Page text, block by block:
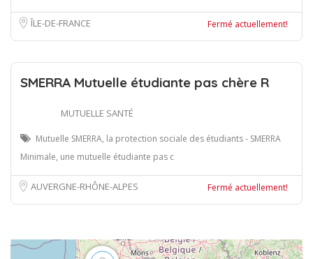
ÎLE-DE-FRANCE Fermé actuellement!
SMERRA Mutuelle étudiante pas chère R
MUTUELLE SANTÉ
Mutuelle SMERRA, la protection sociale des étudiants - SMERRA
Minimale, une mutuelle étudiante pas c
AUVERGNE-RHÔNE-ALPES Fermé actuellement!